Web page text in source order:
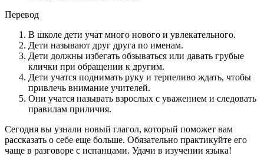
Перевод
В школе дети учат много нового и увлекательного.
Дети называют друг друга по именам.
Дети должны избегать обзываться или давать грубые
клички при обращении к другим.
Дети учатся поднимать руку и терпеливо ждать, чтобы
привлечь внимание учителей.
Они учатся называть взрослых с уважением и следовать
правилам приличия.
Сегодня вы узнали новый глагол, который поможет вам
рассказать о себе еще больше. Обязательно практикуйте его
чаще в разговоре с испанцами. Удачи в изучении языка!